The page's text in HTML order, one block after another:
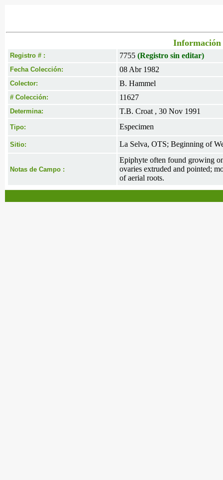
Información
Registro # : 7755 (Registro sin editar)
Fecha Colección: 08 Abr 1982
Colector: B. Hammel
# Colección: 11627
Determina: T.B. Croat , 30 Nov 1991
Tipo: Especimen
Sitio: La Selva, OTS; Beginning of
Notas de Campo :
Epiphyte often found growing
ovaries extruded and pointed;
of aerial roots.